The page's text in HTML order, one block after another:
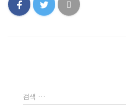
다
음
검색 …